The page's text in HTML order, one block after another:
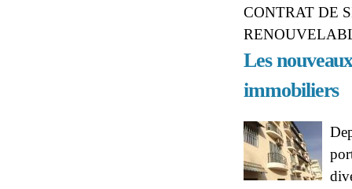
CONTRAT DE
Les
immobiliers